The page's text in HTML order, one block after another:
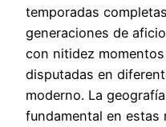
temporadas
generaciones de
con nitidez
disputadas en
moderno. La
fundamental en estas